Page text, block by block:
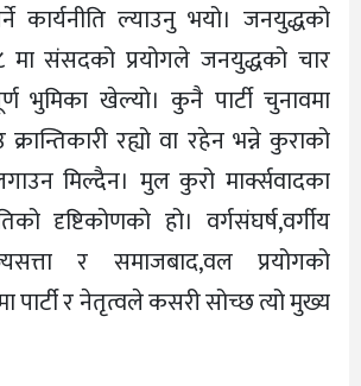
कार्यनीति ल्याउनु भयो। जनयुद्धको
मा संसदको प्रयोगले जनयुद्धको चार
भुमिका खेल्यो। कुनै पार्टी चुनावमा
रह्यो वा रहेन भन्ने कुराको
मिल्दैन। मुल कुरो मार्क्सवादका
दृष्टिकोणको हो। वर्गसंघर्ष,वर्गीय
र समाजबाद,वल प्रयोगको
पार्टी र नेतृत्वले कसरी सोच्छ त्यो मुख्य